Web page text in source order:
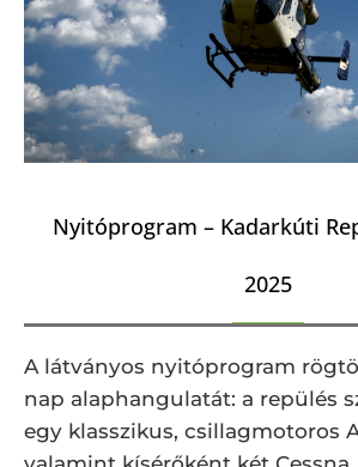
Nyitóprogram – Kadarkúti
2025
A látványos nyitóprogram
nap alaphangulatát: a repülés
egy klasszikus, csillagmotoros